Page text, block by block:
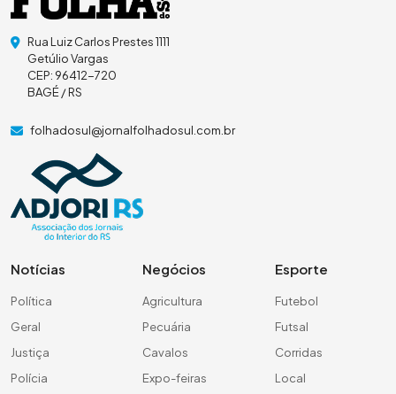
Rua Luiz Carlos Prestes 1111
Getúlio Vargas
CEP: 96412-720
BAGÉ / RS
folhadosul@jornalfolhadosul.com.br
Notícias
Política
Geral
Justiça
Polícia
Negócios
Agricultura
Pecuária
Cavalos
Expo-feiras
Esporte
Futebol
Futsal
Corridas
Local